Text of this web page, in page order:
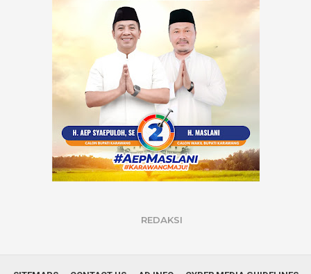
REDAKSI